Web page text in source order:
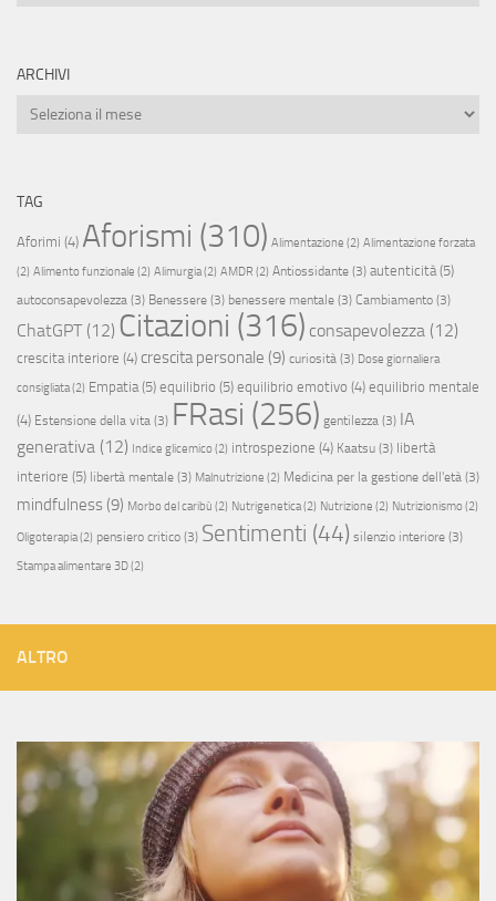
ARCHIVI
Archivi
TAG
Aforimi (4) Aforismi (310) Alimentazione (2) Alimentazione forzata
(2) Alimento funzionale (2) Alimurgia(2) AMDR (2) Antiossidante (3) autenticità (5)
autoconsapevolezza (3) Benessere (3) benessere mentale (3) Cambiamento (3)
ChatGPT(12) Citazioni (316) consapevolezza (12)
crescita interiore (4) crescita personale (9) curiosità (3) Dose giornaliera
consigliata(2) Empatia (5) equilibrio (5) equilibrio emotivo (4) equilibrio mentale
(4) Estensione della vita (3) FRasi (256) gentilezza (3) IA
generativa (12) Indice glicemico (2) introspezione (4) Kaatsu (3) libertà
interiore (5) libertà mentale (3) Malnutrizione (2) Medicina per la gestione dell'età (3)
mindfulness (9) Morbo del caribù (2) Nutrigenetica(2) Nutrizione (2) Nutrizionismo (2)
Oligoterapia(2) pensiero critico (3) Sentimenti (44) silenzio interiore (3)
Stampa alimentare 3D(2)
ALTRO